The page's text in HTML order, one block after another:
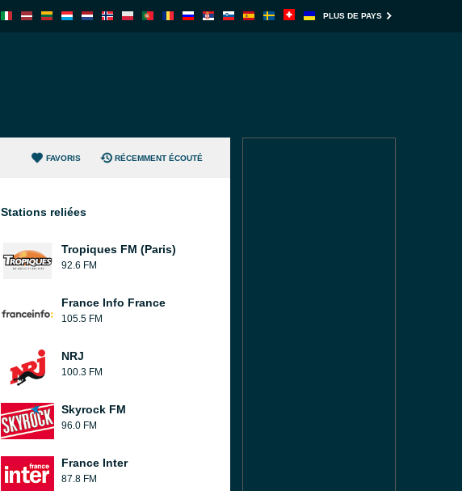
PLUS DE PAYS
FAVORIS RÉCEMMENT ÉCOUTÉ
Stations reliées
Tropiques FM (Paris)
92.6 FM
France Info France
105.5 FM
NRJ
100.3 FM
Skyrock FM
96.0 FM
France Inter
87.8 FM